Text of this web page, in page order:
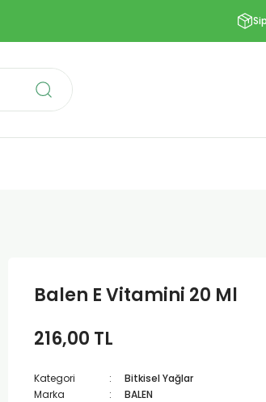
Balen E Vitamini 20 Ml
216,00 TL
Kategori
Bitkisel Yağlar
Marka
BALEN